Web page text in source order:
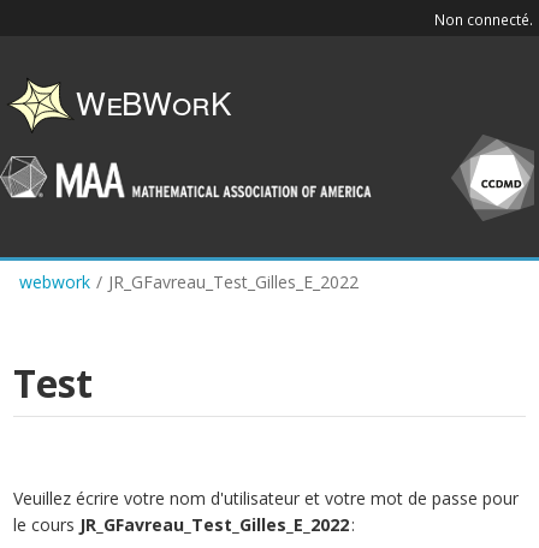
content
Non connecté.
webwork / JR_GFavreau_Test_Gilles_E_2022
Test
Veuillez écrire votre nom d'utilisateur et votre mot de passe pour
le cours JR_GFavreau_Test_Gilles_E_2022: